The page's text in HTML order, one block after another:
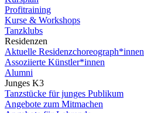
Profitraining
Kurse & Workshops
Tanzklubs
Residenzen
Aktuelle Residenzchoreograph*innen
Assoziierte Künstler*innen
Alumni
Junges K3
Tanzstücke für junges Publikum
Angebote zum Mitmachen